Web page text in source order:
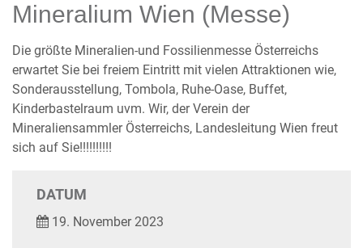
Mineralium Wien (Messe)
Die größte Mineralien-und Fossilienmesse Österreichs
erwartet Sie bei freiem Eintritt mit vielen Attraktionen wie,
Sonderausstellung, Tombola, Ruhe-Oase, Buffet,
Kinderbastelraum uvm. Wir, der Verein der
Mineraliensammler Österreichs, Landesleitung Wien freut
sich auf Sie!!!!!!!!!!
DATUM
19. November 2023